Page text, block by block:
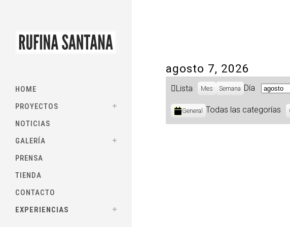
HOME
PROYECTOS
NOTICIAS
GALERÍA
PRENSA
TIENDA
CONTACTO
EXPERIENCIAS
agosto 7, 2026
Ver
Lista Mes Semana Día
Mes
Día
Año
Categorías
General Todas las categorías